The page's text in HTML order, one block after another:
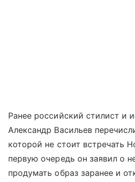
Ранее российский стилист и
Александр Васильев
которой не стоит встречать
первую очередь он заявил о
продумать образ заранее и